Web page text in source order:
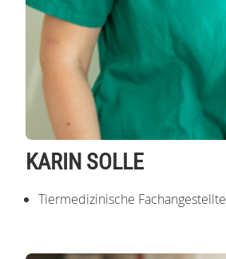
KARIN SOLLE
Tiermedizinische Fachangestellte